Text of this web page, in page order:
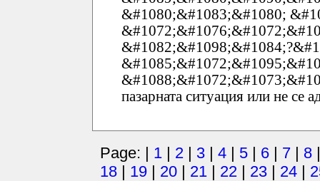
&#1080;&#1083;&#1080;
пазарната ситуация или не се
Page: | 1 | 2 | 3 | 4 | 5 | 6 | 7 | 8
18 | 19 | 20 | 21 | 22 | 23 | 24 |